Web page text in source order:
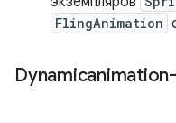
FlingAnimation